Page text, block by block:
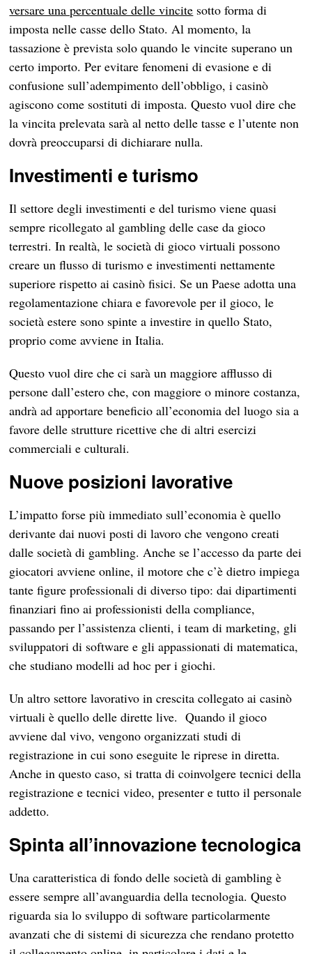
versare una percentuale delle vincite sotto forma di
imposta nelle casse dello Stato. Al momento, la
tassazione è prevista solo quando le vincite superano un
certo importo. Per evitare fenomeni di evasione e di
confusione sull’adempimento dell’obbligo, i casinò
agiscono come sostituti di imposta. Questo vuol dire che
la vincita prelevata sarà al netto delle tasse e l’utente non
dovrà preoccuparsi di dichiarare nulla.
Investimenti e turismo
Il settore degli investimenti e del turismo viene quasi
sempre ricollegato al gambling delle case da gioco
terrestri. In realtà, le società di gioco virtuali possono
creare un flusso di turismo e investimenti nettamente
superiore rispetto ai casinò fisici. Se un Paese adotta una
regolamentazione chiara e favorevole per il gioco, le
società estere sono spinte a investire in quello Stato,
proprio come avviene in Italia.
Questo vuol dire che ci sarà un maggiore afflusso di
persone dall’estero che, con maggiore o minore costanza,
andrà ad apportare beneficio all’economia del luogo sia a
favore delle strutture ricettive che di altri esercizi
commerciali e culturali.
Nuove posizioni lavorative
L’impatto forse più immediato sull’economia è quello
derivante dai nuovi posti di lavoro che vengono creati
dalle società di gambling. Anche se l’accesso da parte dei
giocatori avviene online, il motore che c’è dietro impiega
tante figure professionali di diverso tipo: dai dipartimenti
finanziari fino ai professionisti della compliance,
passando per l’assistenza clienti, i team di marketing, gli
sviluppatori di software e gli appassionati di matematica,
che studiano modelli ad hoc per i giochi.
Un altro settore lavorativo in crescita collegato ai casinò
virtuali è quello delle dirette live. Quando il gioco
avviene dal vivo, vengono organizzati studi di
registrazione in cui sono eseguite le riprese in diretta.
Anche in questo caso, si tratta di coinvolgere tecnici della
registrazione e tecnici video, presenter e tutto il personale
addetto.
Spinta all’innovazione tecnologica
Una caratteristica di fondo delle società di gambling è
essere sempre all’avanguardia della tecnologia. Questo
riguarda sia lo sviluppo di software particolarmente
avanzati che di sistemi di sicurezza che rendano protetto